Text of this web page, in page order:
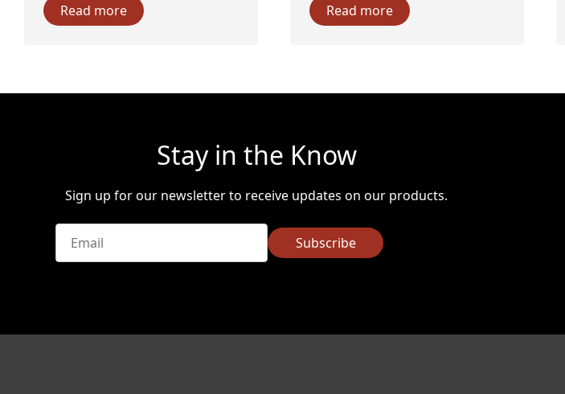
Read more Read more
Stay in the Know
Sign up for our newsletter to receive updates on our products.
Subscribe